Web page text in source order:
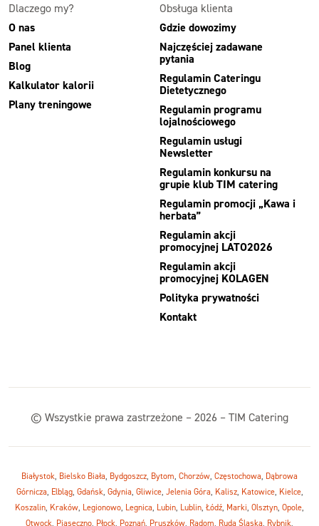
Dlaczego my?
O nas
Panel klienta
Blog
Kalkulator kalorii
Plany treningowe
Obsługa klienta
Gdzie dowozimy
Najczęściej zadawane
pytania
Regulamin Cateringu
Dietetycznego
Regulamin programu
lojalnościowego
Regulamin usługi
Newsletter
Regulamin konkursu na
grupie klub TIM catering
Regulamin promocji „Kawa i
herbata”
Regulamin akcji
promocyjnej LATO2026
Regulamin akcji
promocyjnej KOLAGEN
Polityka prywatności
Kontakt
© Wszystkie prawa zastrzeżone – 2026 – TIM Catering
Białystok, Bielsko Biała, Bydgoszcz, Bytom, Chorzów, Częstochowa, Dąbrowa
Górnicza, Elbląg, Gdańsk, Gdynia, Gliwice, Jelenia Góra, Kalisz, Katowice, Kielce,
Koszalin, Kraków, Legionowo, Legnica, Lubin, Lublin, Łódź, Marki, Olsztyn, Opole,
Otwock, Piaseczno, Płock, Poznań, Pruszków, Radom, Ruda Śląska, Rybnik,